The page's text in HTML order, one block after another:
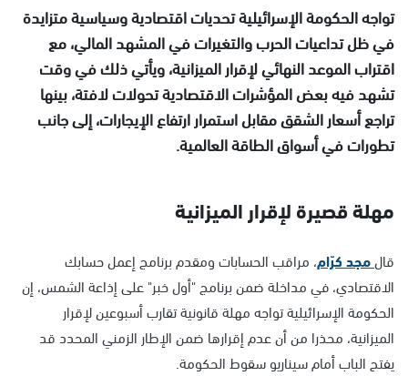
تواجه الحكومة الإسرائيلية تحديات اقتصادية وسياسية متزايدة
في ظل تداعيات الحرب والتغيرات في المشهد المالي، مع
اقتراب الموعد النهائي لإقرار الميزانية، ويأتي ذلك في وقت
تشهد فيه بعض المؤشرات الاقتصادية تحولات لافتة، بينها
تراجع أسعار الشقق مقابل استمرار ارتفاع الإيجارات، إلى جانب
تطورات في أسواق الطاقة العالمية.
مهلة قصيرة لإقرار الميزانية
قالمجد كرّام، مراقب الحسابات ومقدم برنامج إعمل حسابك
الاقتصادي، في مداخلة ضمن برنامج "أول خبر" على إذاعة الشمس، إن
الحكومة الإسرائيلية تواجه مهلة قانونية تقارب أسبوعين لإقرار
الميزانية، محذرا من أن عدم إقرارها ضمن الإطار الزمني المحدد قد
يفتح الباب أمام سيناريو سقوط الحكومة.